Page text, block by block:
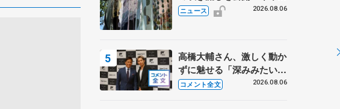
「春よ、来い」、仙台の瑞
ニュース 2026.08.06
高橋大輔さん、激しく動か
ずに魅せる「深みみたいな
ものは出てきている？」
コメント全文 2026.08.06